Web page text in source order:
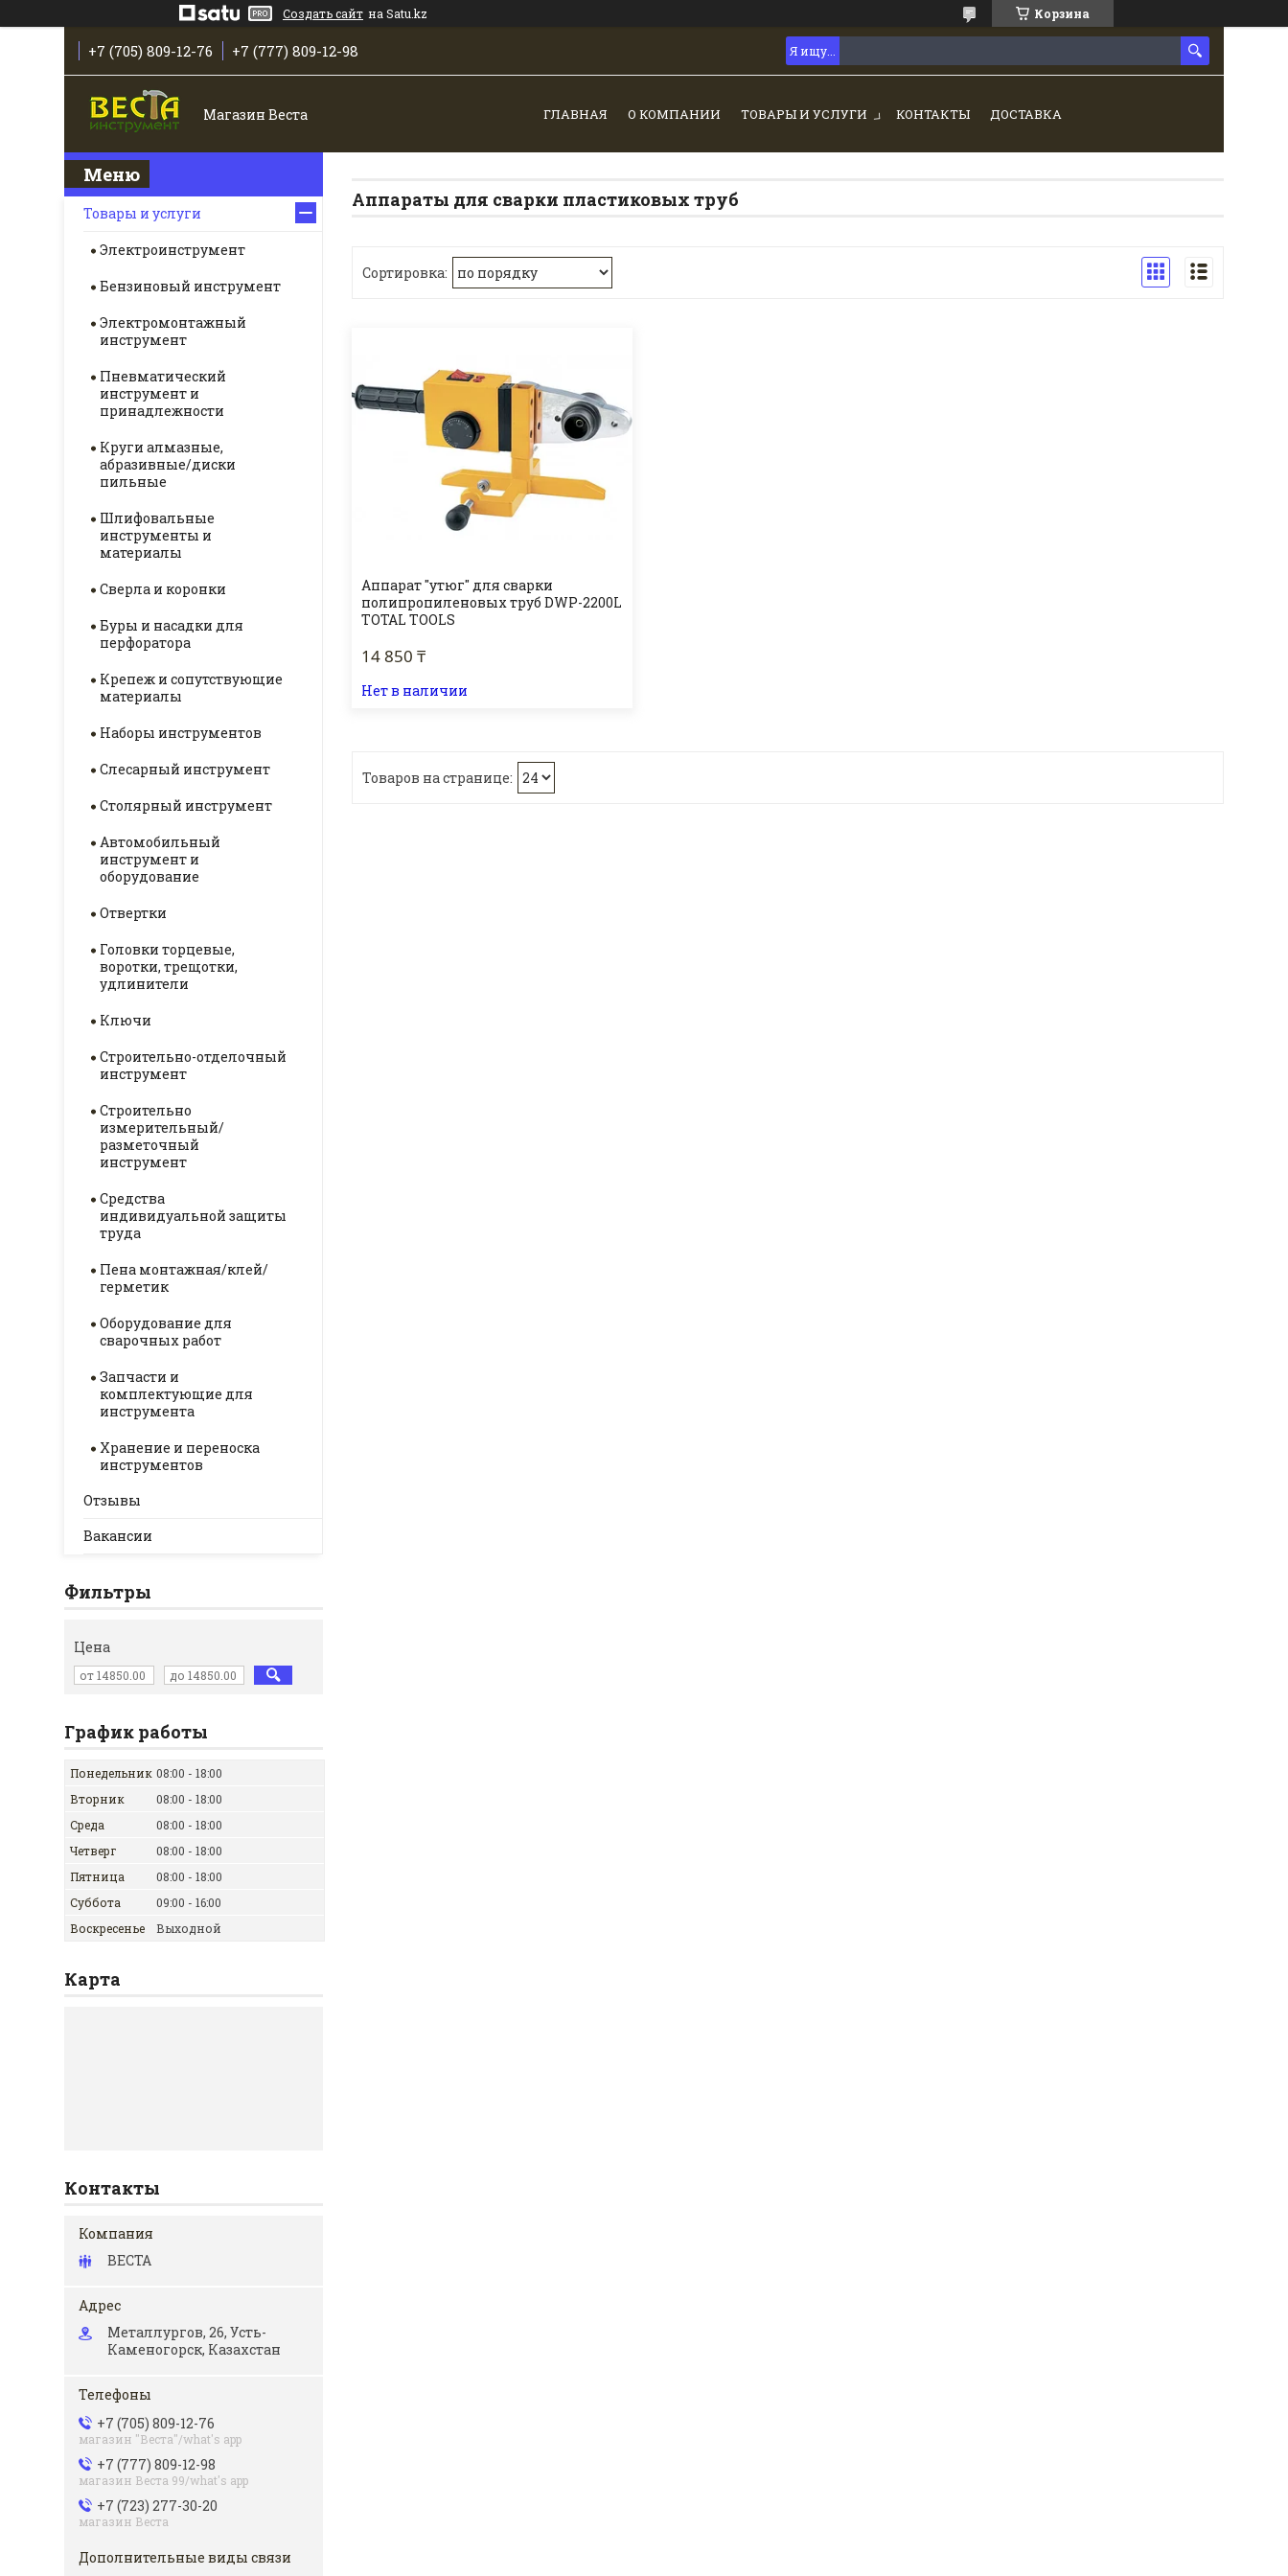
Создать сайт на Satu.kz Корзина
+7 (705) 809-12-76 +7 (777) 809-12-98
Магазин Веста ГЛАВНАЯ О КОМПАНИИ ТОВАРЫ И УСЛУГИ КОНТАКТЫ ДОСТАВКА
Аппараты для сварки пластиковых труб
Аппарат "утюг" для сварки
полипропиленовых труб DWP-2200L
TOTAL TOOLS
14 850 ₸
Нет в наличии
Товары и услуги
Электроинструмент
Бензиновый инструмент
Электромонтажный
инструмент
Пневматический
инструмент и
принадлежности
Круги алмазные,
абразивные/диски
пильные
Шлифовальные
инструменты и
материалы
Сверла и коронки
Буры и насадки для
перфоратора
Крепеж и сопутствующие
материалы
Наборы инструментов
Слесарный инструмент
Столярный инструмент
Автомобильный
инструмент и
оборудование
Отвертки
Головки торцевые,
воротки, трещотки,
удлинители
Ключи
Строительно-отделочный
инструмент
Строительно
измерительный/
разметочный
инструмент
Средства
индивидуальной защиты
труда
Пена монтажная/клей/
герметик
Оборудование для
сварочных работ
Запчасти и
комплектующие для
инструмента
Хранение и переноска
инструментов
Отзывы
Вакансии
Фильтры
Цена
График работы
Понедельник 08:00
18:00
Вторник
08:00
18:00
Среда
08:00
18:00
Четверг
08:00
18:00
Пятница
08:00
18:00
Суббота
09:00
16:00
Воскресенье
Выходной
Карта
Контакты
ВЕСТА
Металлургов, 26, Усть-
Каменогорск, Казахстан
+7 (705) 809-12-76
магазин "Веста"/what's app
+7 (777) 809-12-98
магазин Веста 99/what's app
+7 (723) 277-30-20
магазин Веста